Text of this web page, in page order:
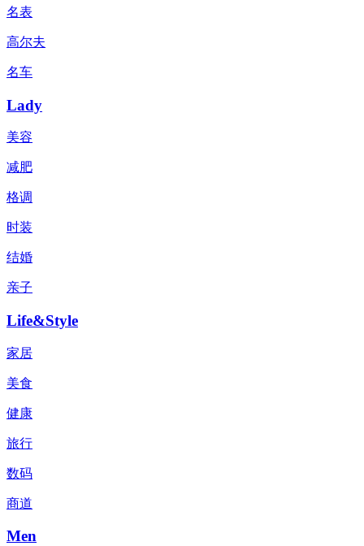
名表
高尔夫
名车
Lady
美容
减肥
格调
时装
结婚
亲子
Life&Style
家居
美食
健康
旅行
数码
商道
Men